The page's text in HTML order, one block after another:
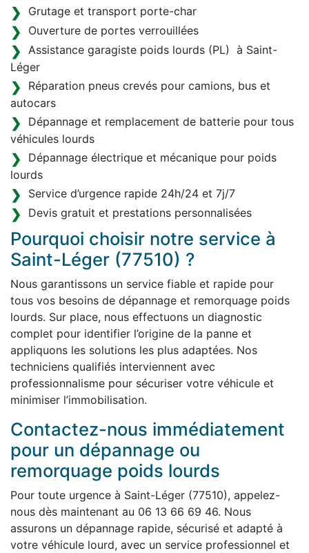
Grutage et transport porte-char
Ouverture de portes verrouillées
Assistance garagiste poids lourds (PL) à Saint-
Léger
Réparation pneus crevés pour camions, bus et
autocars
Dépannage et remplacement de batterie pour tous
véhicules lourds
Dépannage électrique et mécanique pour poids
lourds
Service d’urgence rapide 24h/24 et 7j/7
Devis gratuit et prestations personnalisées
Pourquoi choisir notre service à
Saint-Léger (77510) ?
Nous garantissons un service fiable et rapide pour
tous vos besoins de dépannage et remorquage poids
lourds. Sur place, nous effectuons un diagnostic
complet pour identifier l’origine de la panne et
appliquons les solutions les plus adaptées. Nos
techniciens qualifiés interviennent avec
professionnalisme pour sécuriser votre véhicule et
minimiser l’immobilisation.
Contactez-nous immédiatement
pour un dépannage ou
remorquage poids lourds
Pour toute urgence à Saint-Léger (77510), appelez-
nous dès maintenant au 06 13 66 69 46. Nous
assurons un dépannage rapide, sécurisé et adapté à
votre véhicule lourd, avec un service professionnel et